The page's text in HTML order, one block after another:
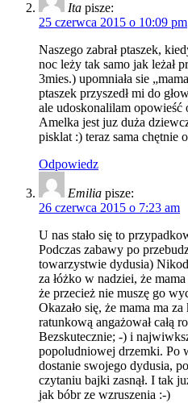
Ita pisze:
25 czerwca 2015 o 10:09 pm
Naszego zabrał ptaszek,
noc leży tak samo jak leżał
3mies.) upomniała sie
ptaszek przyszedł mi do
ale udoskonalilam opowieść
Amelka jest juz duża
pisklat :) teraz sama chętnie
Odpowiedz
Emilia pisze:
26 czerwca 2015 o 7:23 am
U nas stało się to
Podczas zabawy po
towarzystwie dydusia)
za łóżko w nadziei, że
że przecież nie muszę go
Okazało się, że mama ma
ratunkową angażował całą
Bezskutecznie; -) i
popoludniowej drzemki. Po
dostanie swojego dydusia,
czytaniu bajki zasnął. I tak
jak bóbr ze wzruszenia :-)